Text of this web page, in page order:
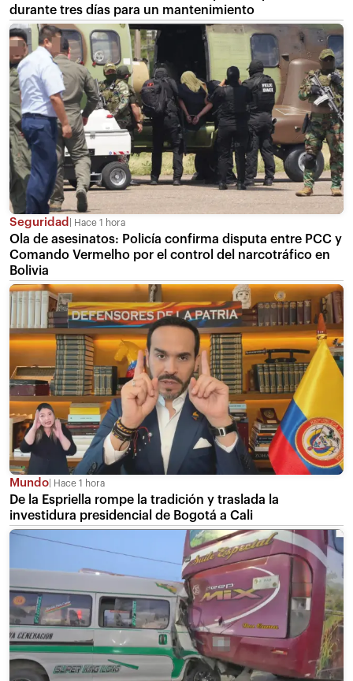
durante tres días para un mantenimiento
Seguridad Hace 1 hora
Ola de asesinatos: Policía confirma disputa entre PCC y
Comando Vermelho por el control del narcotráfico en
Bolivia
Mundo Hace 1 hora
De la Espriella rompe la tradición y traslada la
investidura presidencial de Bogotá a Cali